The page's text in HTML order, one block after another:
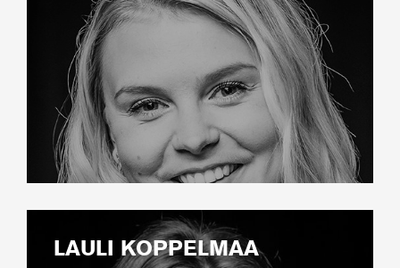
LAULI KOPPELMAA